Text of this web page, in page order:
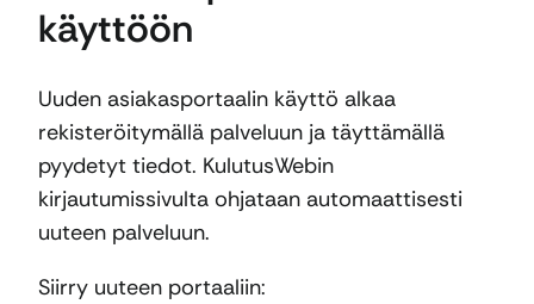
käyttöön
Uuden asiakasportaalin käyttö alkaa
rekisteröitymällä palveluun ja täyttämällä
pyydetyt tiedot. KulutusWebin
kirjautumissivulta ohjataan automaattisesti
uuteen palveluun.
Siirry uuteen portaaliin: